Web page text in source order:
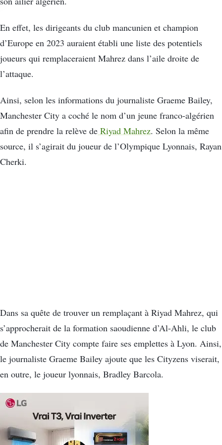
En effet, les dirigeants du club mancunien et champion
d’Europe en 2023 auraient établi une liste des potentiels
joueurs qui remplaceraient Mahrez dans l’aile droite de
l’attaque.
Ainsi, selon les informations du journaliste Graeme Bailey,
Manchester City a coché le nom d’un jeune franco-algérien
afin de prendre la relève de Riyad Mahrez. Selon la même
source, il s’agirait du joueur de l’Olympique Lyonnais, Rayan
Cherki.
Dans sa quête de trouver un remplaçant à Riyad Mahrez, qui
s’approcherait de la formation saoudienne d’Al-Ahli, le club
de Manchester City compte faire ses emplettes à Lyon. Ainsi,
le journaliste Graeme Bailey ajoute que les Cityzens viserait,
en outre, le joueur lyonnais, Bradley Barcola.